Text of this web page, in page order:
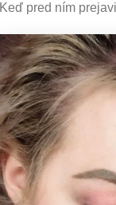
Keď pred ním